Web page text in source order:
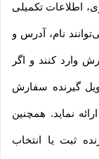
اطلاعات تکمیلی
نام، آدرس و
وارد کنند و اگر
گیرنده سفارش
نماید. همچنین
ثبت یا انتخاب